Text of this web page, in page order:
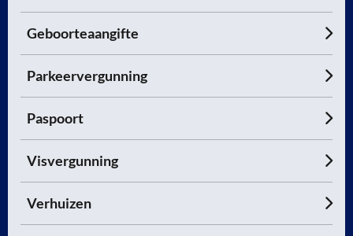
Geboorteaangifte
Parkeervergunning
Paspoort
Visvergunning
Verhuizen